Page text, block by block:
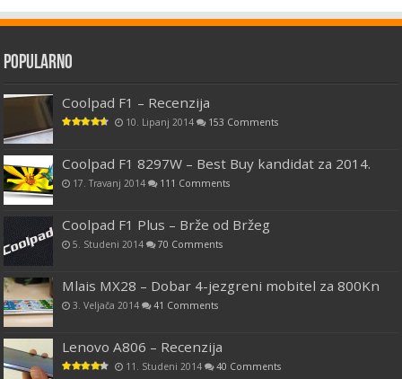
Popularno
Coolpad F1 – Recenzija
10. Lipanj 2014 153 Comments
Coolpad F1 8297W – Best Buy kandidat za 2014.
17. Travanj 2014 111 Comments
Coolpad F1 Plus – Brže od Bržeg
5. Studeni 2014 70 Comments
Mlais MX28 – Dobar 4-jezgreni mobitel za 800Kn
3. Veljača 2014 41 Comments
Lenovo A806 – Recenzija
11. Studeni 2014 40 Comments